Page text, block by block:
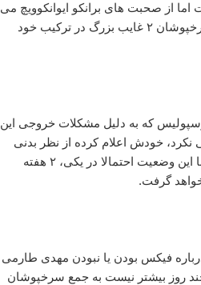
اما از صحبت های برانکو ایوانکوویچ می
توان حدس زد که در این هفته سرخپوشان ۲ غایب بزرگ در ترکیب خود
که به دلیل مشکلات خروجی این
نکرد، خودش اعلام کرده از نظر بدنی
عقب تر از سایر بازیکنان است. با این وضعیت احتمالا در یکی، ۲ هفته
گرفت.
فیکس بودن یا نبودن مهدی طارمی
روز بیشتر نیست به جمع سرخپوشان